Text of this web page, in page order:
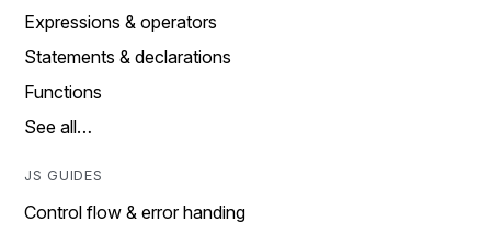
Expressions & operators
Statements & declarations
Functions
See all…
JS GUIDES
Control flow & error handing